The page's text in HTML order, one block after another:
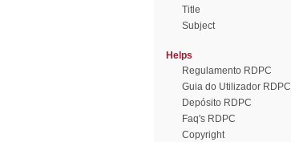
Title
Subject
Helps
Regulamento RDPC
Guia do Utilizador RDPC
Depósito RDPC
Faq's RDPC
Copyright